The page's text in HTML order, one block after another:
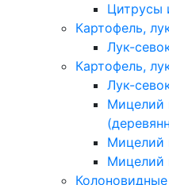
Цитрусы
Картофель,
Лук-
Картофель,
Лук-
Мицелий
Мицелий
Мицелий